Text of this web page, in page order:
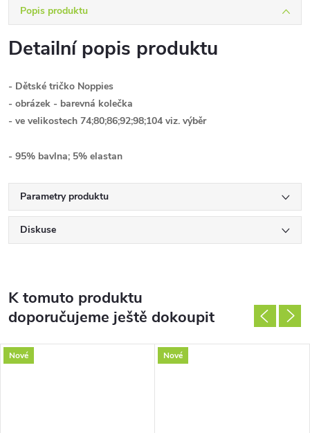
Popis produktu
Detailní popis produktu
- Dětské tričko Noppies
- obrázek - barevná kolečka
- ve velikostech 74;80;86;92;98;104 viz. výběr
- 95% bavlna; 5% elastan
Parametry produktu
Diskuse
K tomuto produktu
doporučujeme ještě dokoupit
Nové Nové